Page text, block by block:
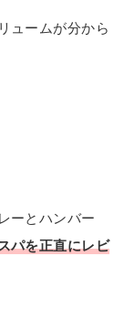
ュームが分から
ーとハンバー
パを正直にレビ